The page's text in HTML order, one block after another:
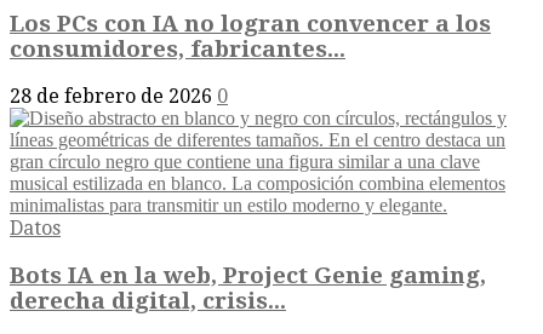
Los PCs con IA no logran convencer a los
consumidores, fabricantes...
28 de febrero de 2026 0
Datos
Bots IA en la web, Project Genie gaming,
derecha digital, crisis...